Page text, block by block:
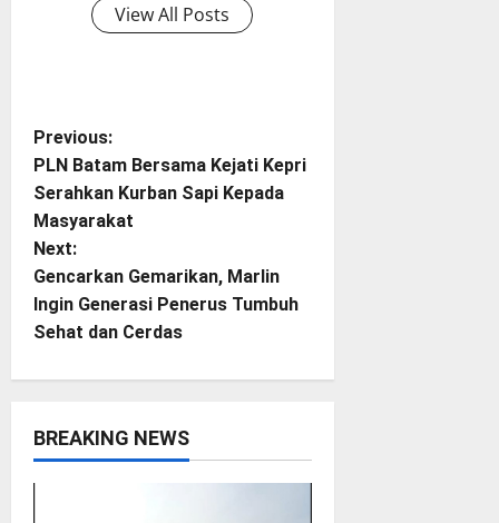
View All Posts
P
o
s
t
n
a
v
i
Previous:
PLN Batam Bersama Kejati Kepri
Serahkan Kurban Sapi Kepada
Masyarakat
Next:
Gencarkan Gemarikan, Marlin
Ingin Generasi Penerus Tumbuh
Sehat dan Cerdas
BREAKING NEWS